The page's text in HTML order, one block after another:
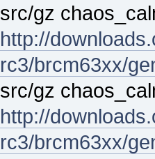
src/gz
http://
rc3/brcm63xx/
src/gz
http://
rc3/brcm63xx/